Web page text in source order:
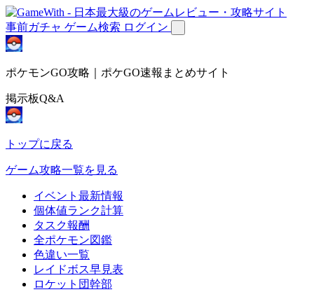
事前ガチャ ゲーム検索 ログイン
ポケモンGO攻略｜ポケGO速報まとめサイト
掲示板Q&A
トップに戻る
ゲーム攻略一覧を見る
イベント最新情報
個体値ランク計算
タスク報酬
全ポケモン図鑑
色違い一覧
レイドボス早見表
ロケット団幹部